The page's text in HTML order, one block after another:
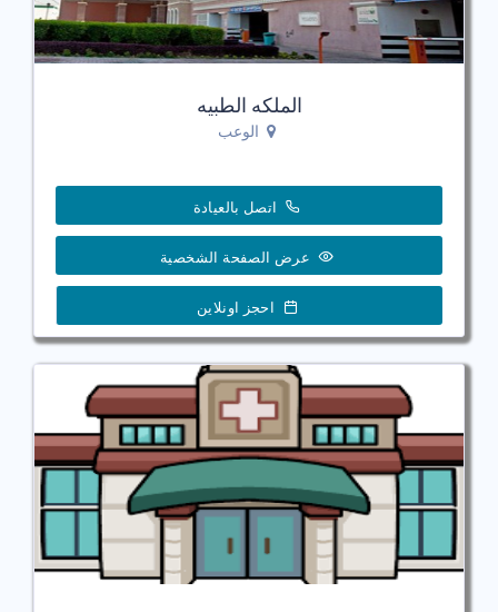
الملكه الطبيه
الوعب
اتصل بالعيادة
عرض الصفحة الشخصية
احجز اونلاين